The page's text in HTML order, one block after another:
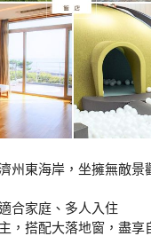
州東海岸，坐擁無敵景
合家庭、多人入住
，搭配大落地窗，盡享